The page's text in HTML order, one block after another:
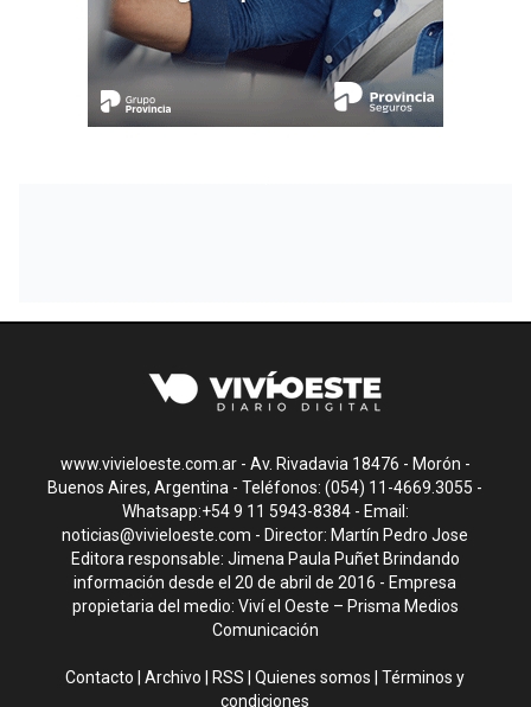
www.vivieloeste.com.ar - Av. Rivadavia 18476 - Morón -
Buenos Aires, Argentina - Teléfonos: (054) 11-4669.3055 -
Whatsapp:+54 9 11 5943-8384 - Email:
noticias@vivieloeste.com - Director: Martín Pedro Jose
Editora responsable: Jimena Paula Puñet Brindando
información desde el 20 de abril de 2016 - Empresa
propietaria del medio: Viví el Oeste – Prisma Medios
Comunicación
Contacto |Archivo RSS |Quienes somos |Términos y
condiciones